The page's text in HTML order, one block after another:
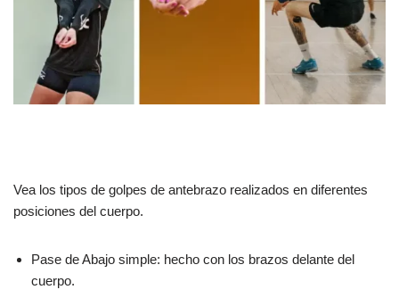
Vea los tipos de golpes de antebrazo realizados en diferentes
posiciones del cuerpo.
Pase de Abajo simple: hecho con los brazos delante del
cuerpo.